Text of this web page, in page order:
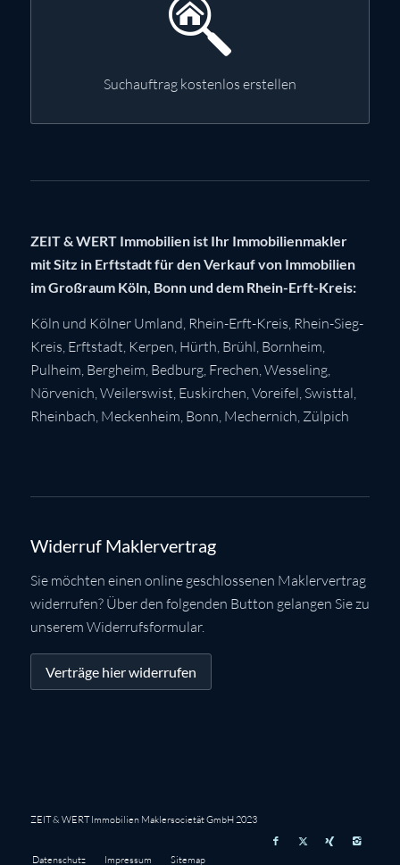
Suchauftrag kostenlos erstellen
ZEIT & WERT Immobilien ist Ihr Immobilienmakler
mit Sitz in Erftstadt für den Verkauf von Immobilien
im Großraum Köln, Bonn und dem Rhein-Erft-Kreis:
Köln und Kölner Umland, Rhein-Erft-Kreis, Rhein-Sieg-
Kreis, Erftstadt, Kerpen, Hürth, Brühl, Bornheim,
Pulheim, Bergheim, Bedburg, Frechen,Wesseling,
Nörvenich,Weilerswist, Euskirchen, Voreifel, Swisttal,
Rheinbach, Meckenheim, Bonn, Mechernich, Zülpich
Widerruf Maklervertrag
Sie möchten einen online geschlossenen Maklervertrag
widerrufen? Über den folgenden Button gelangen Sie zu
unserem Widerrufsformular.
Verträge hier widerrufen
ZEIT & WERT Immobilien Maklersocietät GmbH 2023
Datenschutz Impressum Sitemap